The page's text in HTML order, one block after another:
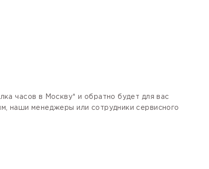
часов в Москву* и обратно будет для вас
наши менеджеры или сотрудники сервисного